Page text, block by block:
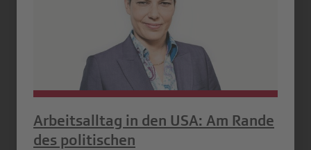
Arbeitsalltag in den USA: Am Rande
des politischen